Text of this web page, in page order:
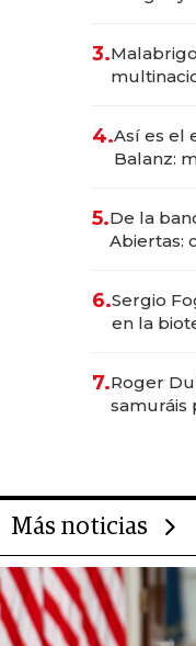
3.
4.Así es el
Balanz:
5.De la
Abiertas:
6.Sergio
en la
rol de la
7.Roger
samuráis
Más noticias